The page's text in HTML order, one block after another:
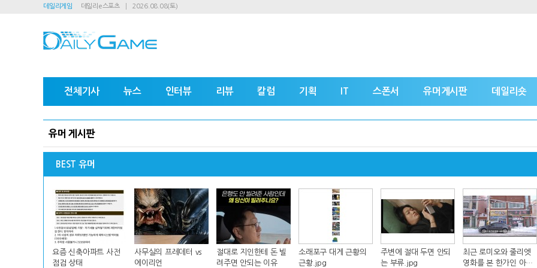
데일리게임 데일리e스포츠 2026.08.08(토)
전체기사 뉴스 인터뷰 리뷰 칼럼 기획 IT 스폰서 유머게시판 데일리숏
유머 게시판
BEST 유머
요즘 신축아파트 사전
점검 상태
사무실의 프레데터 vs
에이리언
절대로 지인한테 돈 빌
려주면 안되는 이유
소래포구 대게 근황의
근황.jpg
주변에 절대 두면 안되
는 부류.jpg
최근 로미오와 줄리엣
영화를 본 한가인 아들